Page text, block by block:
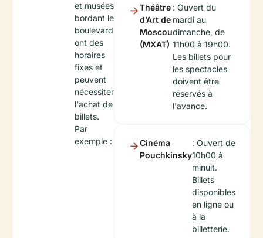
et musées
bordant le
boulevard
ont des
horaires
fixes et
peuvent
nécessiter
l'achat de
billets.
Par
exemple :
Théâtre
d’Art de
Moscou
(MXAT)
: Ouvert du
mardi au
dimanche, de
11h00 à 19h00.
Les billets pour
les spectacles
doivent être
réservés à
l'avance.
Cinéma
Pouchkinsky
: Ouvert de
10h00 à
minuit.
Billets
disponibles
en ligne ou
à la
billetterie.